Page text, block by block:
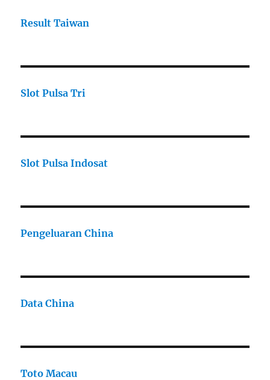
Result Taiwan
Slot Pulsa Tri
Slot Pulsa Indosat
Pengeluaran China
Data China
Toto Macau